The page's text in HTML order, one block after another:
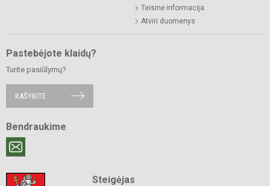
Teisinė informacija
Atviri duomenys
Pastebėjote klaidų?
Turite pasiūlymų?
RAŠYKITE
Bendraukime
Steigėjas